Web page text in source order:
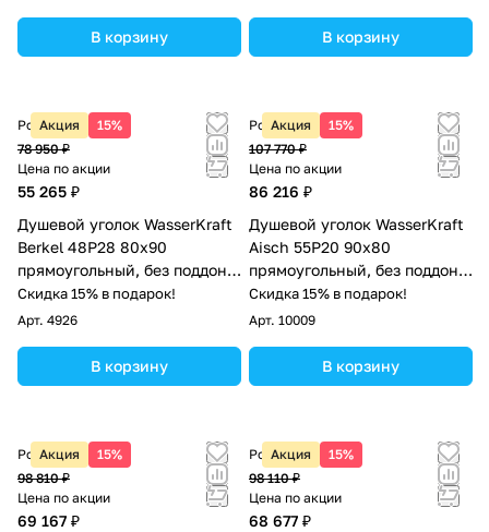
В корзину В корзину
Акция 15%
Розничная цена
78 950 ₽
Цена по акции
55 265 ₽
Душевой уголок WasserKraft
Berkel 48P28 80х90
прямоугольный, без поддона,
прозрачное стекло, хром
Скидка 15% в подарок!
Арт. 4926
В корзину
Акция 15%
Розничная цена
107 770 ₽
Цена по акции
86 216 ₽
Душевой уголок WasserKraft
Aisch 55P20 90х80
прямоугольный, без поддона,
прозрачное стекло, матовое
золото
Скидка 15% в подарок!
Арт. 10009
В корзину
Акция 15%
Розничная цена
98 810 ₽
Цена по акции
69 167 ₽
Акция 15%
Розничная цена
98 110 ₽
Цена по акции
68 677 ₽